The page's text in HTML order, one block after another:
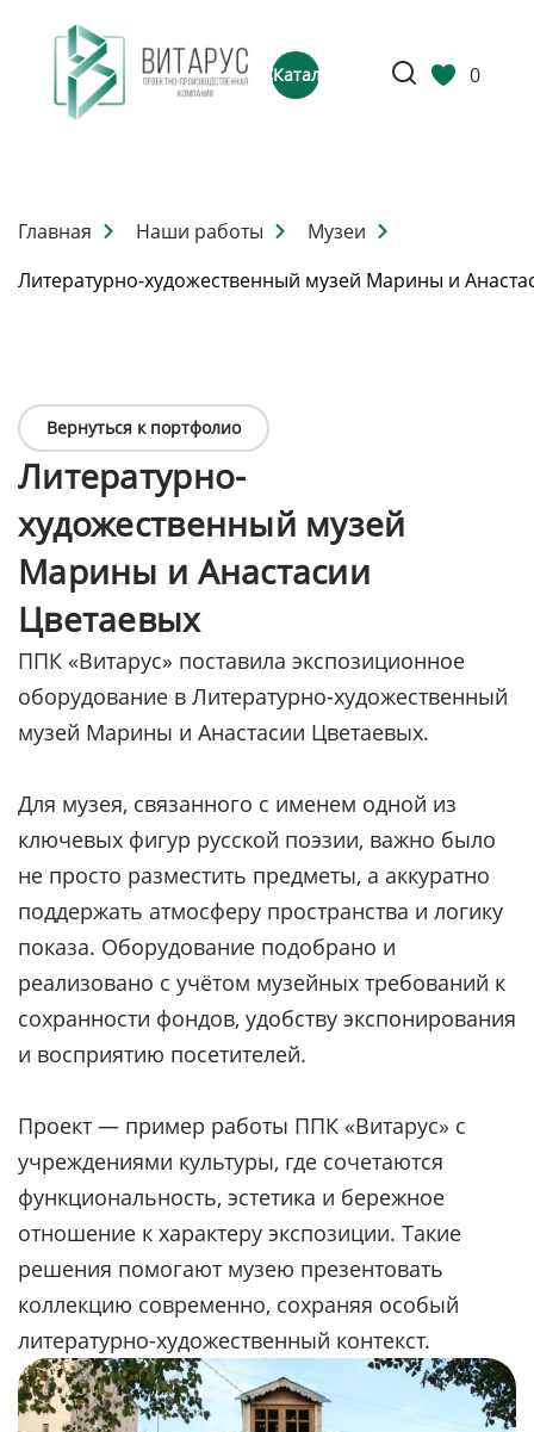
Каталог 0
Главная Наши работы
Музеи
Литературно-художественный музей Марины и
Вернуться к портфолио
Литературно-
художественный музей
Марины и Анастасии
Цветаевых
ППК «Витарус» поставила экспозиционное
оборудование в Литературно-художественный
музей Марины и Анастасии Цветаевых.
Для музея, связанного с именем одной из
ключевых фигур русской поэзии, важно было
не просто разместить предметы, а аккуратно
поддержать атмосферу пространства и логику
показа. Оборудование подобрано и
реализовано с учётом музейных требований к
сохранности фондов, удобству экспонирования
и восприятию посетителей.
Проект — пример работы ППК «Витарус» с
учреждениями культуры, где сочетаются
функциональность, эстетика и бережное
отношение к характеру экспозиции. Такие
решения помогают музею презентовать
коллекцию современно, сохраняя особый
литературно-художественный контекст.